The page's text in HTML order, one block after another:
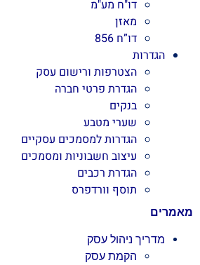
דו"ח מע"מ
מאזן
דו”ח 856
הגדרות
הצטרפות ורישום עסק
הגדרת פרטי חברה
בנקים
שערי מטבע
הגדרות למסמכים עסקיים
עיצוב חשבוניות ומסמכים
הגדרת רכבים
תוסף וורדפרס
מאמרים
מדריך ניהול עסק
הקמת עסק